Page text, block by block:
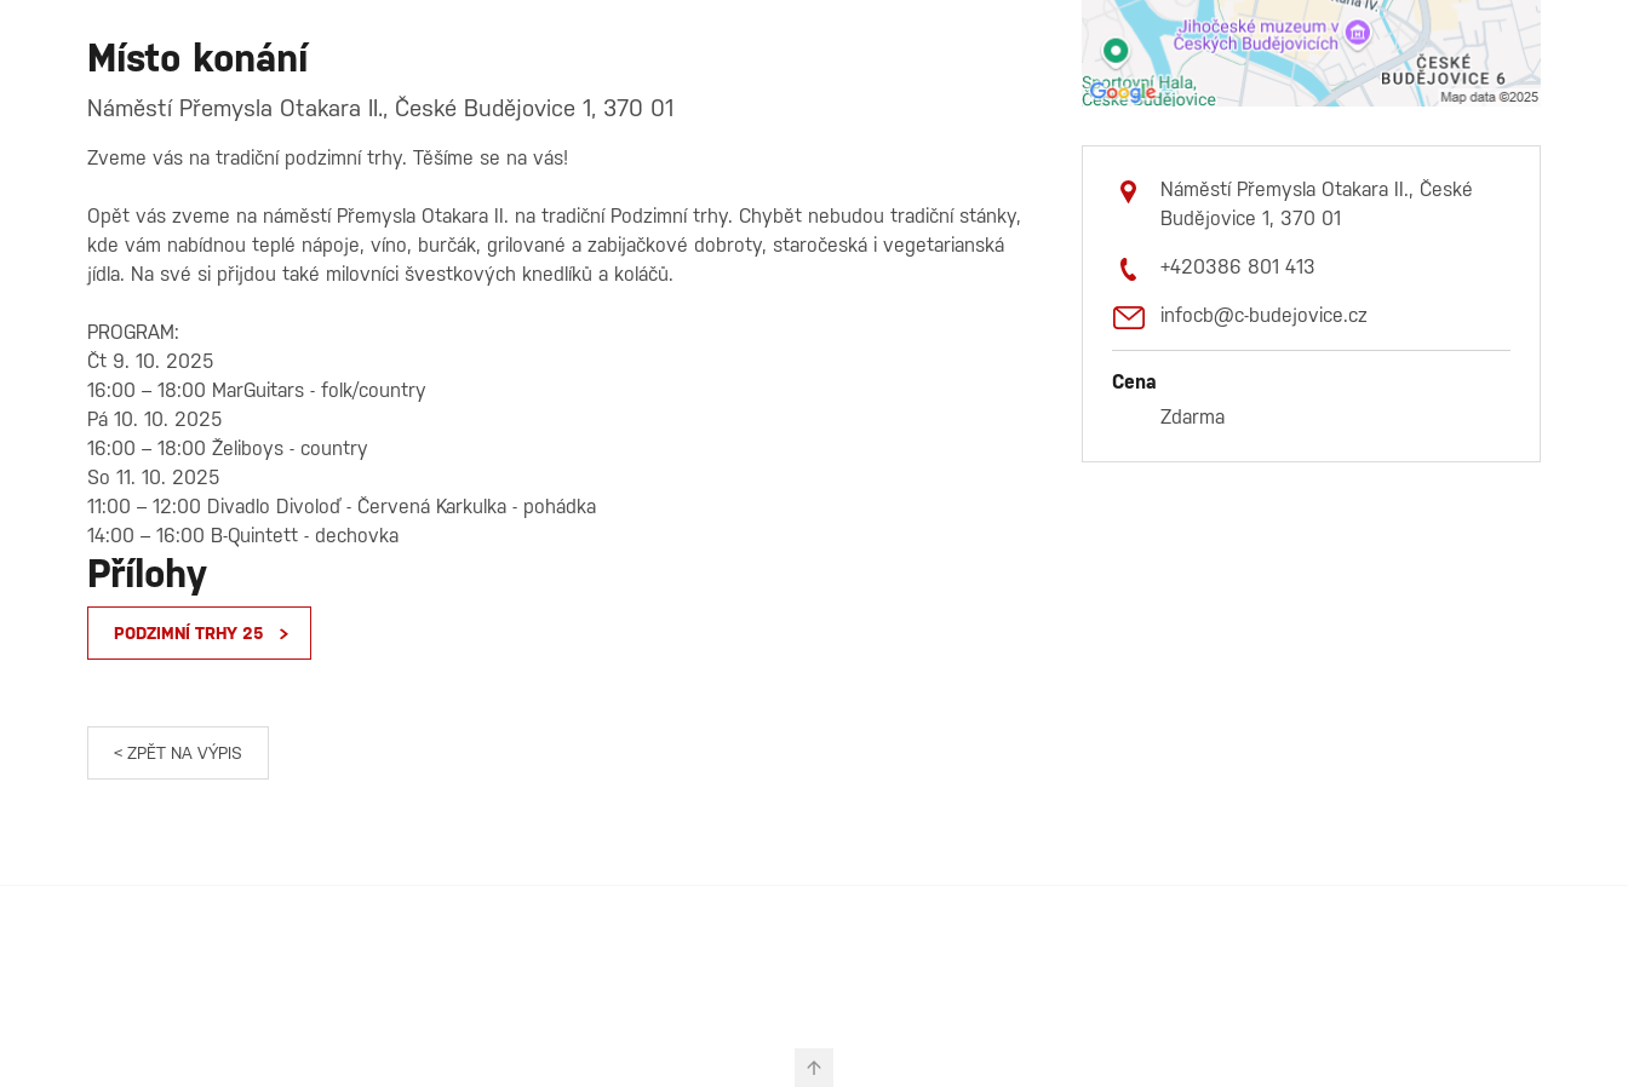
Místo konání
Náměstí Přemysla Otakara II., České Budějovice 1, 370 01
Zveme vás na tradiční podzimní trhy. Těšíme se na vás!
Opět vás zveme na náměstí Přemysla Otakara II. na tradiční Podzimní trhy. Chybět nebudou tradiční stánky,
kde vám nabídnou teplé nápoje, víno, burčák, grilované a zabijačkové dobroty, staročeská i vegetarianská
jídla. Na své si přijdou také milovníci švestkových knedlíků a koláčů.
PROGRAM:
Čt 9. 10. 2025
16:00 – 18:00 MarGuitars - folk/country
Pá 10. 10. 2025
16:00 – 18:00 Želiboys - country
So 11. 10. 2025
11:00 – 12:00 Divadlo Divoloď - Červená Karkulka - pohádka
14:00 – 16:00 B-Quintett - dechovka
Přílohy
PODZIMNÍ TRHY 25
< ZPĚT NA VÝPIS
Náměstí Přemysla Otakara II., České
Budějovice 1, 370 01
+420386 801 413
infocb@c-budejovice.cz
Cena
Zdarma